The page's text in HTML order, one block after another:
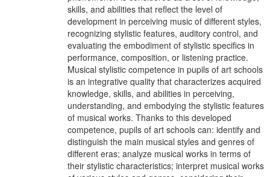
skills, and abilities that reflect the level of
development in perceiving music of different styles,
recognizing stylistic features, auditory control, and
evaluating the embodiment of stylistic specifics in
performance, composition, or listening practice.
Musical stylistic competence in pupils of art schools
is an integrative quality that characterizes acquired
knowledge, skills, and abilities in perceiving,
understanding, and embodying the stylistic features
of musical works. Thanks to this developed
competence, pupils of art schools can: identify and
distinguish the main musical styles and genres of
different eras; analyze musical works in terms of
their stylistic characteristics; interpret musical works